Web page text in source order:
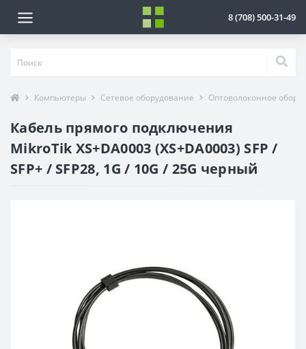
8 (708) 500-31-49
Компьютеры Сетевое оборудование Оптоволоконное
Кабель прямого подключения
MikroTik XS+DA0003 (XS+DA0003) SFP /
SFP+ / SFP28, 1G / 10G / 25G черный